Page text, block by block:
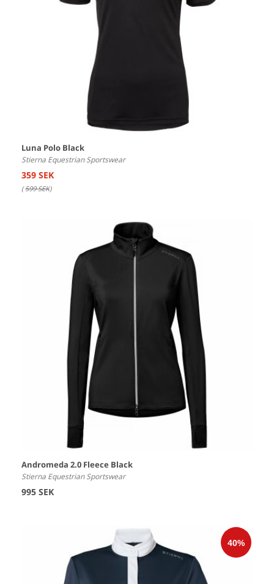
Luna Polo Black
Stierna Equestrian Sportswear
359 SEK
(599 SEK)
Andromeda 2.0 Fleece Black
Stierna Equestrian Sportswear
995 SEK